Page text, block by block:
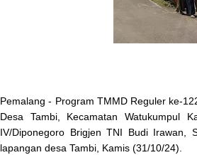
Pemalang - Program TMMD Reguler ke-
Desa Tambi, Kecamatan Watukumpul
IV/Diponegoro Brigjen TNI Budi Irawan,
lapangan desa Tambi, Kamis (31/10/24).